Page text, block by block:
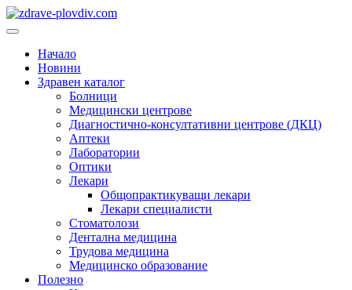
Преминете
към
Основно
Начало
Новини
Здравен каталог
Болници
Медицински центрове
Диагностично-консултативни центрове (ДКЦ)
Аптеки
Лаборатории
Оптики
Лекари
Общопрактикуващи лекари
Лекари специалисти
Стоматолози
Дентална медицина
Трудова медицина
Медицинско образование
Полезно